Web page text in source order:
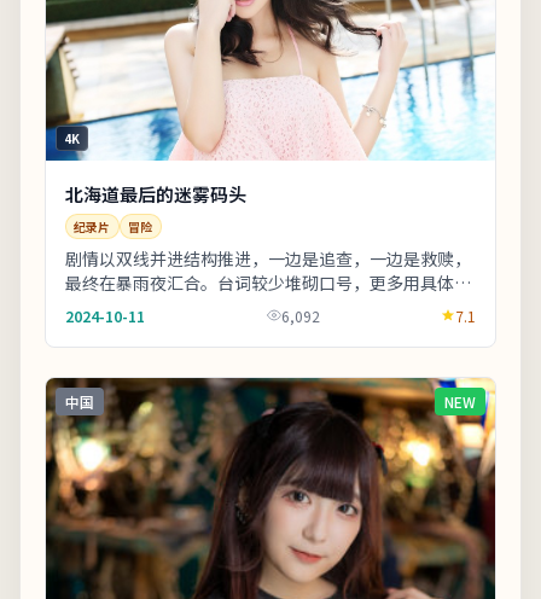
4K
北海道最后的迷雾码头
纪录片 冒险
剧情以双线并进结构推进，一边是追查，一边是救赎，
最终在暴雨夜汇合。台词较少堆砌口号，更多用具体生
活细节支撑价值观冲突。若你对东亚都市题材感兴
趣，...
2024-10-11 6,092 7.1
中国 NEW